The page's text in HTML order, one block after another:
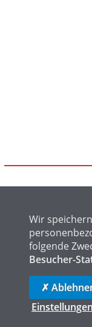
FAQ
Wir
folgende
Besucher-
✗
Einstellungen